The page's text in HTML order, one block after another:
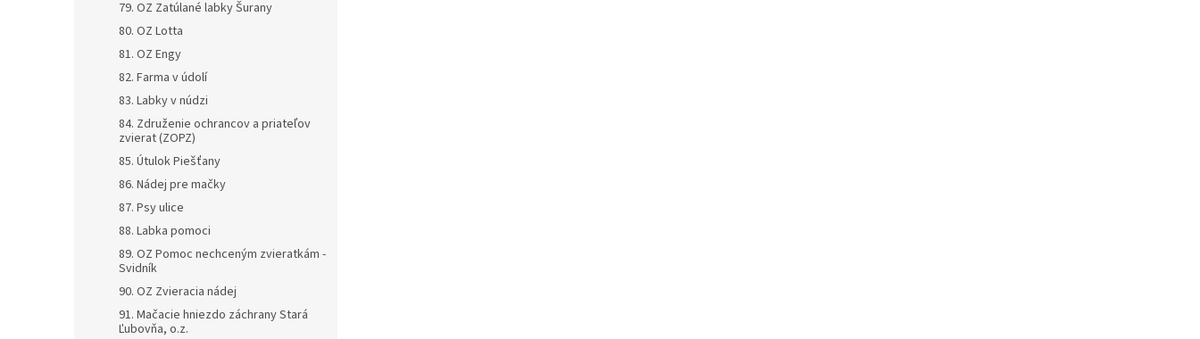
79. OZ Zatúlané labky Šurany
80. OZ Lotta
81. OZ Engy
82. Farma v údolí
83. Labky v núdzi
84. Združenie ochrancov a priateľov
zvierat (ZOPZ)
85. Útulok Piešťany
86. Nádej pre mačky
87. Psy ulice
88. Labka pomoci
89. OZ Pomoc nechceným zvieratkám -
Svidník
90. OZ Zvieracia nádej
91. Mačacie hniezdo záchrany Stará
Ľubovňa, o.z.